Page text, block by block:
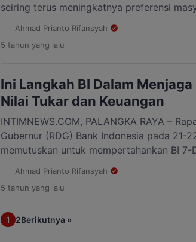
seiring terus meningkatnya preferensi
perusahaan financial technology atau yang
dengan fintech juga terus tumbuh dan
disisi lain kita ketahui bersama bahwa
“Indonesia” […]
Ahmad Prianto Rifansyah
5 tahun yang lalu
Ini Langkah BI Dalam
Nilai Tukar dan Keuangan
INTIMNEWS.COM, PALANGKA RAYA –
Gubernur (RDG) Bank Indonesia pada 21-
memutuskan untuk mempertahankan BI 7-
Facility sebesar 2,75%, dan suku bunga
sebesar 4,25%. “Keputusan ini sejalan
ketidakpastian pasar keuangan global, […]
Ahmad Prianto Rifansyah
5 tahun yang lalu
1 2Berikutnya »